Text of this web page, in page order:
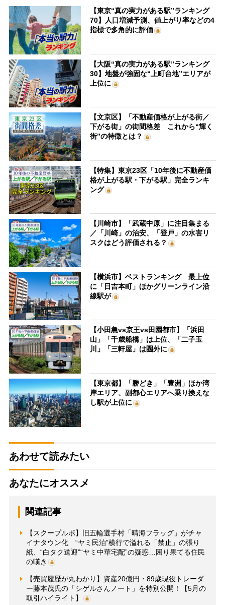
【東京“真の実力がある駅”ランキング
70】人口増減予測、値上がり率などの4
指標で多角的に評価
【大阪“真の実力がある駅”ランキング
30】地盤が強固な“上町台地”エリアが
上位に
【文京区】「不動産価格が上がる街／
下がる街」の街間格差 これから“輝く
街”の特徴とは？
【特集】東京23区「10年後に不動産価
格が上がる駅・下がる駅」完全ランキ
ング
【川崎市】「武蔵中原」に注目集まる
／「川崎」の治安、「登戸」の水害リ
スクはどう評価される？
【横浜市】ベストランキング 最上位
に「日吉本町」ほかグリーンライン沿
線駅が
【小田急vs京王vs田園都市】「浜田
山」「千歳船橋」は上位、「二子玉
川」「三軒屋」は圏外に
【東京都】「勝どき」「豊洲」ほか湾
岸エリア、副都心エリアへ乗り換えな
し駅が上位に
あわせて読みたい
あなたにオススメ
関連記事
【スクープルポ】旧五輪選手村「晴海フラッグ」がチャ
イナタウン化 “ヤミ民泊”横行で溢れる「禁止」の張り
紙、“白タク送迎”“ヤミ中華宅配”の疑惑…困り果てる住民
の嘆き
【売買履歴が丸わかり】資産20億円・89歳現役トレーダ
ー藤本茂氏の「シゲルさんノート」を特別公開！【5月の
取引ハイライト】